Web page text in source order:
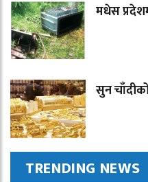
मधेस
सुन
TRENDING NEWS